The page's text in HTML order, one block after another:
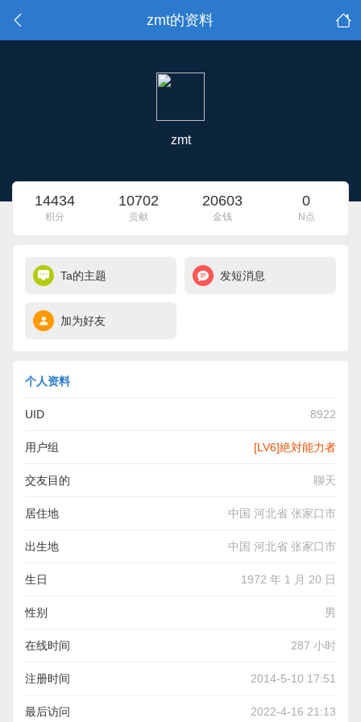
zmt的资料
zmt
14434
积分
10702
贡献
20603
金钱
0
N点
Ta的主题 发短消息
加为好友
个人资料
UID 8922
用户组 [LV6]絶対能力者
交友目的 聊天
居住地 中国 河北省 张家口市
出生地 中国 河北省 张家口市
生日 1972 年 1 月 20 日
性别 男
在线时间 287 小时
注册时间 2014-5-10 17:51
最后访问 2022-4-16 21:13